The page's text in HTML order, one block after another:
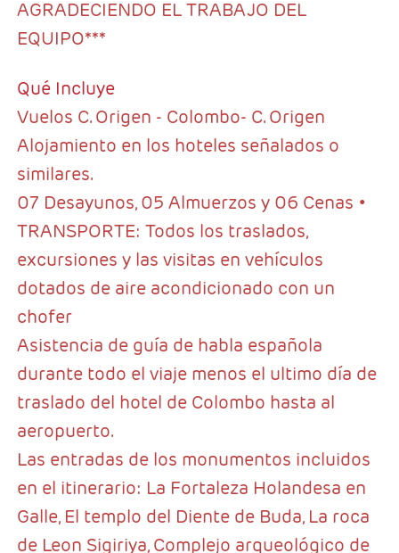
AGRADECIENDO EL TRABAJO DEL
EQUIPO***
Qué Incluye
Vuelos C. Origen - Colombo- C. Origen
Alojamiento en los hoteles señalados o
similares.
07 Desayunos, 05 Almuerzos y 06 Cenas •
TRANSPORTE: Todos los traslados,
excursiones y las visitas en vehículos
dotados de aire acondicionado con un
chofer
Asistencia de guía de habla española
durante todo el viaje menos el ultimo día de
traslado del hotel de Colombo hasta al
aeropuerto.
Las entradas de los monumentos incluidos
en el itinerario: La Fortaleza Holandesa en
Galle, El templo del Diente de Buda, La roca
de Leon Sigiriya, Complejo arqueológico de